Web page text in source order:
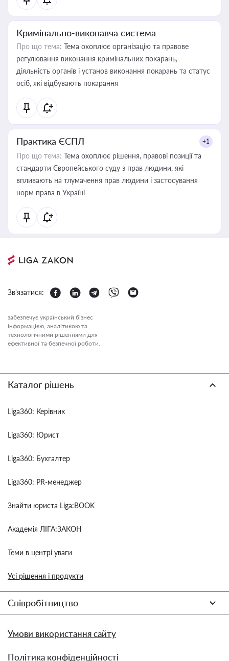
Кримінально-виконавча система
Про що тема: Тема охоплює організацію та правове
регулювання виконання кримінальних покарань,
діяльність органів і установ виконання покарань та статус
осіб, які відбувають покарання
Практика ЄСПЛ +1
Про що тема: Тема охоплює рішення, правові позиції та
стандарти Європейського суду з прав людини, які
впливають на тлумачення прав людини і застосування
норм права в Україні
Зв'язатися:
забезпечує український бізнес
інформацією, аналітикою та
технологічними рішеннями для
ефективної та безпечної роботи.
Каталог рішень
Liga360: Керівник
Liga360: Юрист
Liga360: Бухгалтер
Liga360: PR-менеджер
Знайти юриста Liga:BOOK
Академія ЛІГА:ЗАКОН
Теми в центрі уваги
Усі рішення і продукти
Співробітництво
Умови використання сайту
Політика конфіденційності